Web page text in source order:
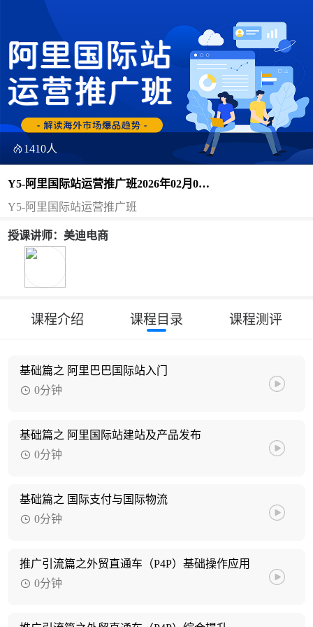
1410人
Y5-阿里国际站运营推广班2026年02月02
日（双师）
Y5-阿里国际站运营推广班
授课讲师：美迪电商
课程介绍 课程目录 课程测评
基础篇之 阿里巴巴国际站入门
0分钟
基础篇之 阿里国际站建站及产品发布
0分钟
基础篇之 国际支付与国际物流
0分钟
推广引流篇之外贸直通车（P4P）基础操作应用
0分钟